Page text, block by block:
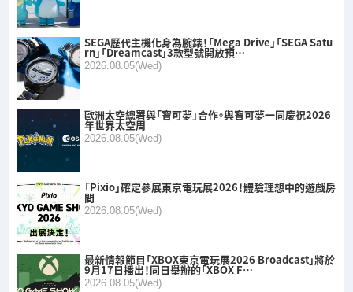
SEGA歷代主機化身為腕錶！「Mega Drive」「SEGA Satu
rn」「Dreamcast」3款型號開放預…
2026.08.05(Wed)
歐洲太空總署與「寶可夢」合作。與寶可夢一同慶祝2026
年世界太空周
2026.08.05(Wed)
「Pixio」確定參展東京電玩展2026！體驗理想中的遊戲房
間
2026.08.05(Wed)
最新情報節目「XBOX東京電玩展2026 Broadcast」將於
9月17日播出！同日舉辦的「XBOX F…
2026.08.05(Wed)